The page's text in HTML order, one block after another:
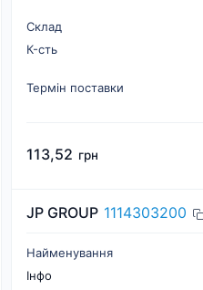
Склад
К-cть
Термін поставки
113,52 грн
JP GROUP 1114303200
Найменування
Інфо